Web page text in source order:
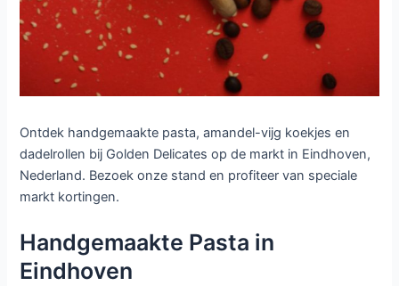
Ontdek handgemaakte pasta, amandel-vijg koekjes en
dadelrollen bij Golden Delicates op de markt in Eindhoven,
Nederland. Bezoek onze stand en profiteer van speciale
markt kortingen.
Handgemaakte Pasta in
Eindhoven